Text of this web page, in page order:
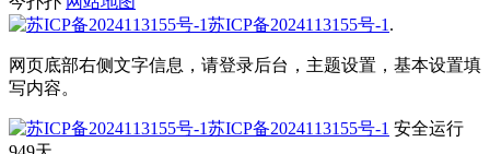
苏ICP备2024113155号-1 .
网页底部右侧文字信息，请登录后台，主题设置，基本设置填
写内容。
苏ICP备2024113155号-1 安全运行